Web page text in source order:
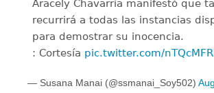
Aracely Chavarría manifestó que
recurrirá a todas las instancias
para demostrar su inocencia.
: Cortesía pic.twitter.com/
— Susana Manai (@ssmanai_Soy502)